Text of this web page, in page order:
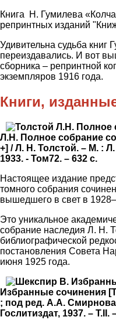
Книга Н. Гумилева
репринтных изданий
Удивительна судьба книг
переиздавались. И вот
сборника – репринтной
экземпляров 1916 года.
Книги,
Л.Н. Полное собрание
+] / Л. Н. Толстой. – М. :
1933. - Том72. – 632 с.
Настоящее издание
томного собрания
вышедшего в свет в
Это уникальное
собрание наследия Л. Н.
библиографической
постановления Совета
июня 1925 года.
Избранные сочинения
; под ред. А.А.
Гослитиздат, 1937. – Т.II.